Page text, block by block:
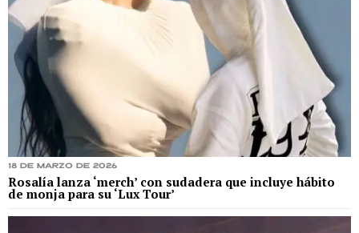
18 de marzo de 2026
Rosalía lanza ‘merch’ con sudadera que incluye hábito
de monja para su ‘Lux Tour’